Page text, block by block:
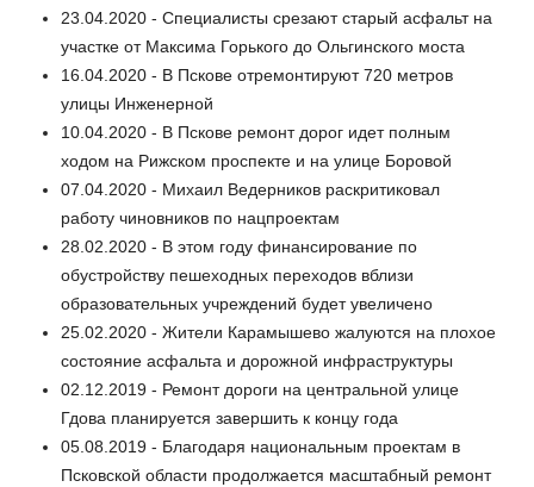
23.04.2020 - Специалисты срезают старый асфальт на
участке от Максима Горького до Ольгинского моста
16.04.2020 - В Пскове отремонтируют 720 метров
улицы Инженерной
10.04.2020 - В Пскове ремонт дорог идет полным
ходом на Рижском проспекте и на улице Боровой
07.04.2020 - Михаил Ведерников раскритиковал
работу чиновников по нацпроектам
28.02.2020 - В этом году финансирование по
обустройству пешеходных переходов вблизи
образовательных учреждений будет увеличено
25.02.2020 - Жители Карамышево жалуются на плохое
состояние асфальта и дорожной инфраструктуры
02.12.2019 - Ремонт дороги на центральной улице
Гдова планируется завершить к концу года
05.08.2019 - Благодаря национальным проектам в
Псковской области продолжается масштабный ремонт